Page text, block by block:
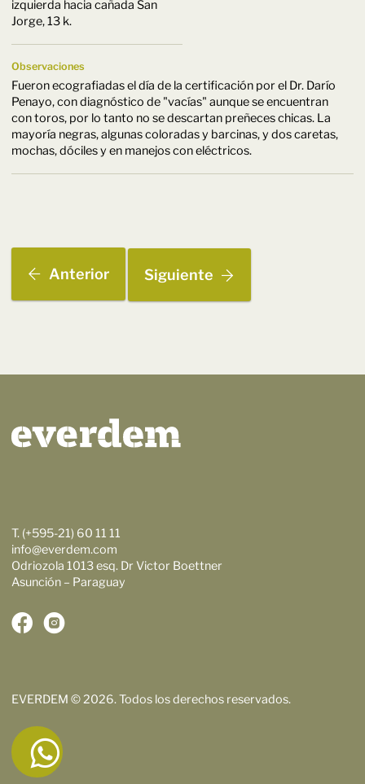
izquierda hacia cañada San
Jorge, 13 k.
Observaciones
Fueron ecografiadas el día de la certificación por el Dr. Darío
Penayo, con diagnóstico de "vacías" aunque se encuentran
con toros, por lo tanto no se descartan preñeces chicas. La
mayoría negras, algunas coloradas y barcinas, y dos caretas,
mochas, dóciles y en manejos con eléctricos.
Anterior Siguiente
T. (+595-21) 60 11 11
info@everdem.com
Odriozola 1013 esq. Dr Victor Boettner
Asunción – Paraguay
EVERDEM © 2026. Todos los derechos reservados.